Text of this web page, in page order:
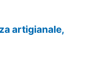
artigianale,